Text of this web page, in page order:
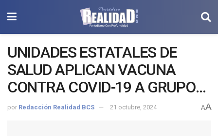
UNIDADES ESTATALES DE
SALUD APLICAN VACUNA
CONTRA COVID-19 A GRUPOS
CON FACTORES DE RIESGO
por Redacción Realidad BCS 21 octubre, 2024 AA